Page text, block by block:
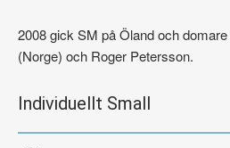
2008 gick SM på Öland och
(Norge) och Roger Petersson.
Individuellt Small